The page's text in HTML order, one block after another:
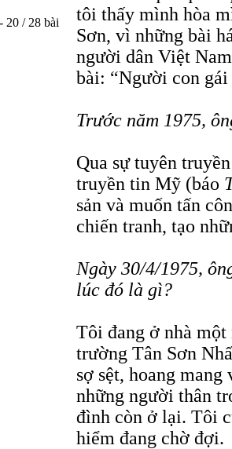
20 / 28 bài
tôi thấy mình hòa
Sơn, vì những bài
người dân Việt
bài: “Người con
Trước năm 1975,
Qua sự tuyên
truyền tin Mỹ (báo
sản và muốn tấn
chiến tranh, tạo
Ngày 30/4/1975,
lúc đó là gì?
Tôi đang ở nhà
trường Tân Sơn
sợ sệt, hoang
những người thân
đình còn ở lại. Tôi
hiểm đang chờ đợi.